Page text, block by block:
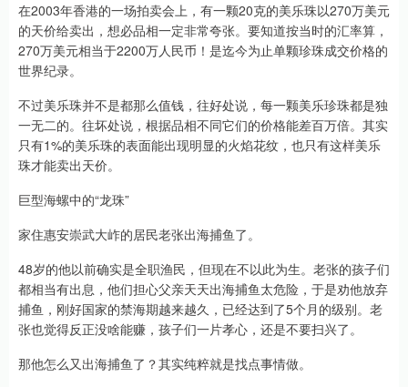
在2003年香港的一场拍卖会上，有一颗20克的美乐珠以270万美元
的天价给卖出，想必品相一定非常夸张。要知道按当时的汇率算，
270万美元相当于2200万人民币！是迄今为止单颗珍珠成交价格的
世界纪录。
不过美乐珠并不是都那么值钱，往好处说，每一颗美乐珍珠都是独
一无二的。往坏处说，根据品相不同它们的价格能差百万倍。其实
只有1%的美乐珠的表面能出现明显的火焰花纹，也只有这样美乐
珠才能卖出天价。
巨型海螺中的“龙珠”
家住惠安崇武大岞的居民老张出海捕鱼了。
48岁的他以前确实是全职渔民，但现在不以此为生。老张的孩子们
都相当有出息，他们担心父亲天天出海捕鱼太危险，于是劝他放弃
捕鱼，刚好国家的禁海期越来越久，已经达到了5个月的级别。老
张也觉得反正没啥能赚，孩子们一片孝心，还是不要扫兴了。
那他怎么又出海捕鱼了？其实纯粹就是找点事情做。